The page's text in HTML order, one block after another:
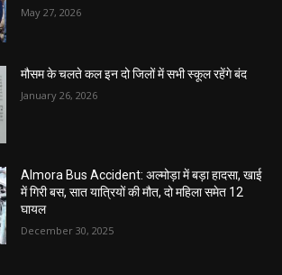
May 27, 2026
मौसम के चलते कल इन दो जिलों में सभी स्कूल रहेंगे बंद
January 26, 2026
Almora Bus Accident: अल्मोड़ा में बड़ा हादसा, खाई
में गिरी बस, सात यात्रियों की मौत, दो महिला समेत 12
घायल
December 30, 2025